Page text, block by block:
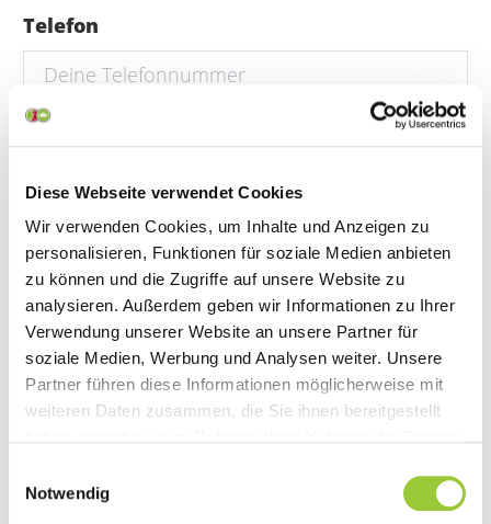
Diese Webseite verwendet Cookies
Wir verwenden Cookies, um Inhalte und Anzeigen zu
personalisieren, Funktionen für soziale Medien anbieten
zu können und die Zugriffe auf unsere Website zu
analysieren. Außerdem geben wir Informationen zu Ihrer
Verwendung unserer Website an unsere Partner für
soziale Medien, Werbung und Analysen weiter. Unsere
Partner führen diese Informationen möglicherweise mit
weiteren Daten zusammen, die Sie ihnen bereitgestellt
Cookies, wenn Sie unsere Webseite weiterhin nutzen.
Notwendig
Telefon
Deine Auswahl
Info-Nachmittag
Alle Info-Nachmittage finden von 15:15 Uhr bis
16:15 Uhr statt.
Pflegefachhelfer/in